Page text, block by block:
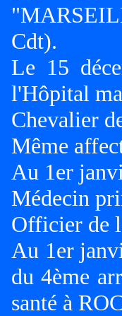
Cdt).
Le 15
l'Hôpital
Chevalier
Même
Au 1er
Médecin
Officier de
Au 1er
du 4ème
santé à